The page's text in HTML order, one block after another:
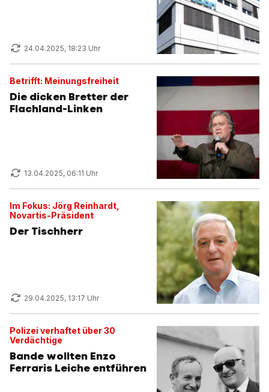
24.04.2025, 18:23 Uhr
Betrifft: Meinungsfreiheit
Die dicken Bretter der
Flachland-Linken
13.04.2025, 06:11 Uhr
Im Fokus: Jörg Reinhardt,
Novartis-Präsident
Der Tischherr
29.04.2025, 13:17 Uhr
Polizei verhaftet über 30
Verdächtige
Bande wollten Enzo
Ferraris Leiche entführen